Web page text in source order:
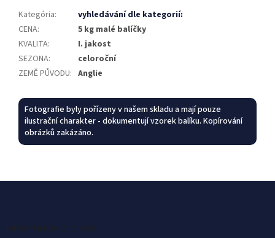
Kategória:
vyhledávání dle kategorií:
CENA:
5 kg malé balíčky
KVALITA:
I. jakost
SEZONA:
celoroční
ZEMĚ PŮVODU: Anglie
Fotografie byly pořízeny v našem skladu a mají pouze
ilustrační charakter - dokumentují vzorek balíku. Kopírování
obrázků zakázáno.
Informace pro vás